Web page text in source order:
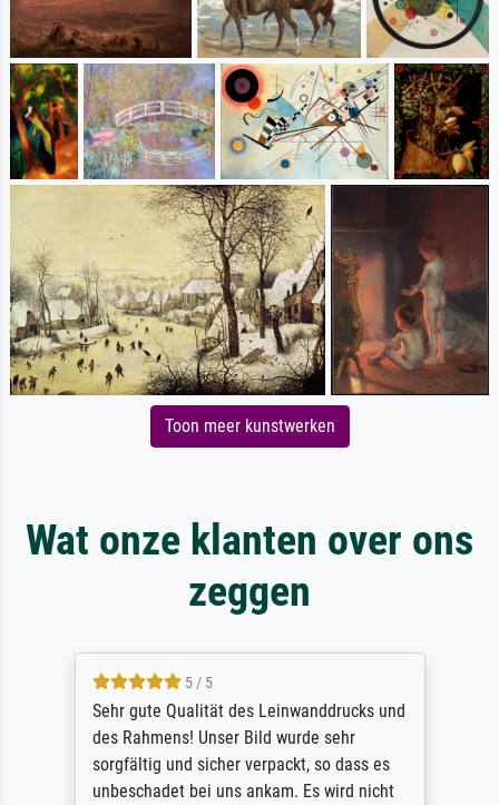
Toon meer kunstwerken
Wat onze klanten over ons
zeggen
5 / 5
Sehr gute Qualität des Leinwanddrucks und
des Rahmens! Unser Bild wurde sehr
sorgfältig und sicher verpackt, so dass es
unbeschadet bei uns ankam. Es wird nicht